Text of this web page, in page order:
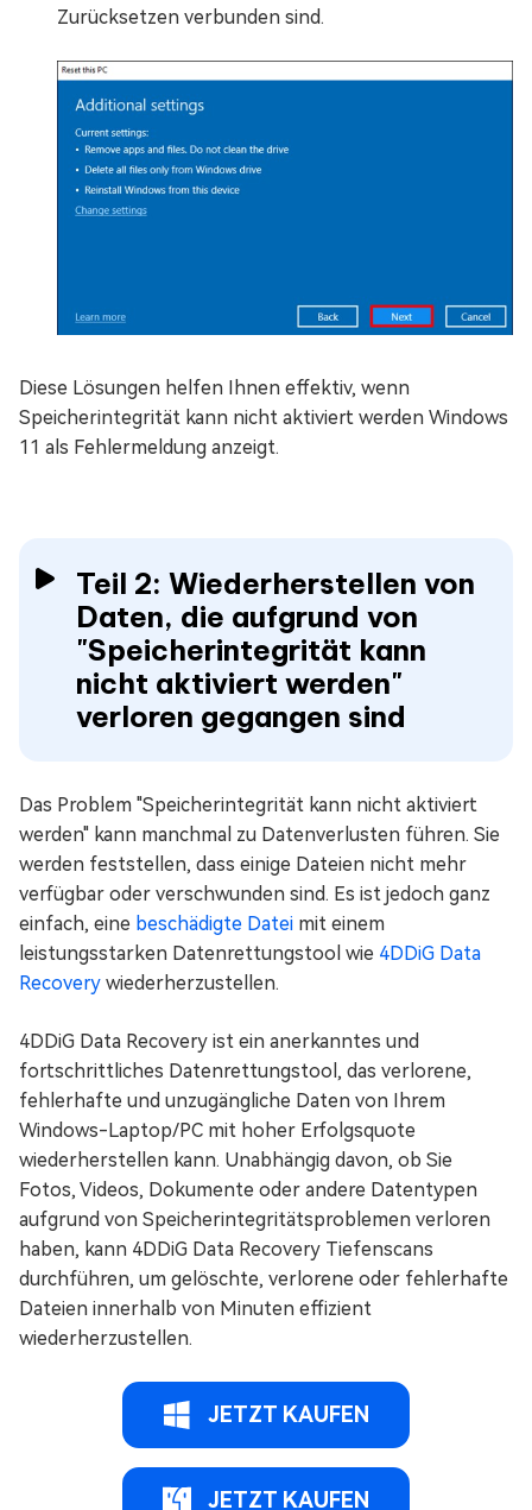
Zurücksetzen verbunden sind.
Diese Lösungen helfen Ihnen effektiv, wenn
Speicherintegrität kann nicht aktiviert werden Windows
11 als Fehlermeldung anzeigt.
Teil 2: Wiederherstellen von
Daten, die aufgrund von
"Speicherintegrität kann
nicht aktiviert werden"
verloren gegangen sind
Das Problem "Speicherintegrität kann nicht aktiviert
werden" kann manchmal zu Datenverlusten führen. Sie
werden feststellen, dass einige Dateien nicht mehr
verfügbar oder verschwunden sind. Es ist jedoch ganz
einfach, eine beschädigte Datei mit einem
leistungsstarken Datenrettungstool wie 4DDiG Data
Recovery wiederherzustellen.
4DDiG Data Recovery ist ein anerkanntes und
fortschrittliches Datenrettungstool, das verlorene,
fehlerhafte und unzugängliche Daten von Ihrem
Windows-Laptop/PC mit hoher Erfolgsquote
wiederherstellen kann. Unabhängig davon, ob Sie
Fotos, Videos, Dokumente oder andere Datentypen
aufgrund von Speicherintegritätsproblemen verloren
haben, kann 4DDiG Data Recovery Tiefenscans
durchführen, um gelöschte, verlorene oder fehlerhafte
Dateien innerhalb von Minuten effizient
wiederherzustellen.
JETZT KAUFEN
JETZT KAUFEN